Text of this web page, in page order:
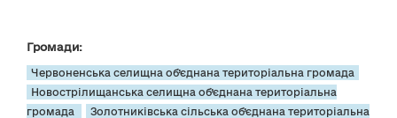
Громади:
Червоненська селищна об’єднана територіальна громада
Новострілищанська селищна об’єднана територіальна
громада
Золотниківська сільська об’єднана територіальна